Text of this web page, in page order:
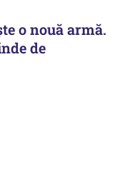
o nouă armă.
de